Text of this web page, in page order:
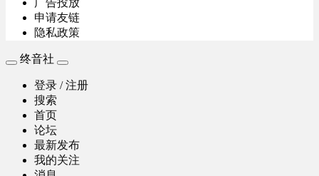
申请友链
隐私政策
终音社
登录 / 注册
搜索
首页
论坛
最新发布
我的关注